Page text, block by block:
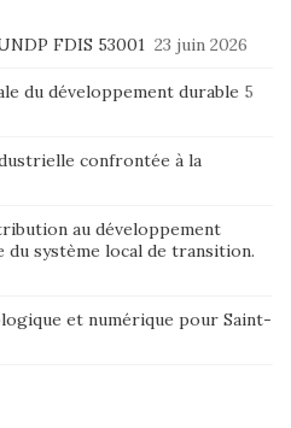
FDIS 53001 23 juin 2026
du développement durable 5
confrontée à la
au développement
du système local de transition.
et numérique pour Saint-